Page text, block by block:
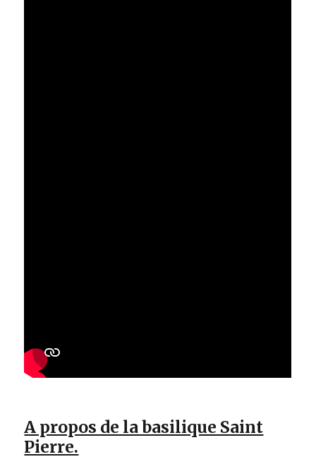
A propos de la basilique Saint
Pierre.